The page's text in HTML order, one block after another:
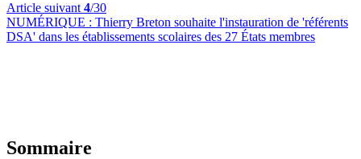
Article suivant 4/30
NUMÉRIQUE : Thierry Breton souhaite l'instauration de 'référents
DSA' dans les établissements scolaires des 27 États membres
Sommaire